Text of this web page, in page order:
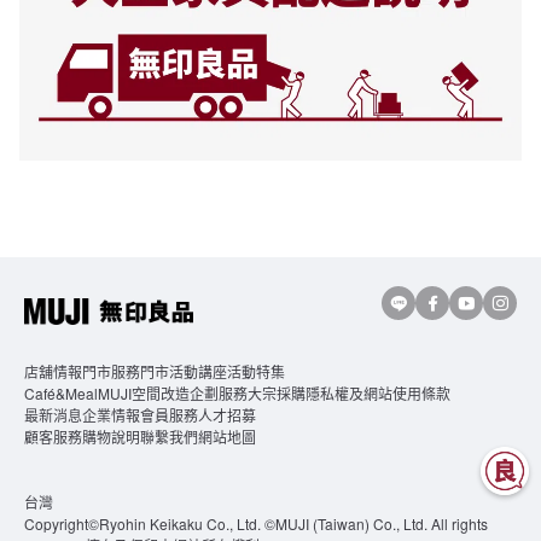
台灣
Copyright©Ryohin Keikaku Co., Ltd. ©MUJI (Taiwan) Co., Ltd. All rights
店舖情報門市服務門市活動講座活動特集
Café&MealMUJI空間改造企劃服務大宗採購隱私權及網站使用條款
最新消息企業情報會員服務人才招募
顧客服務購物說明聯繫我們網站地圖